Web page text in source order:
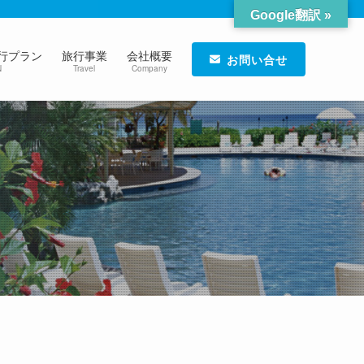
プラン 旅行事業
Travel
会社概要
Company
お問い合せ
Google翻訳 »